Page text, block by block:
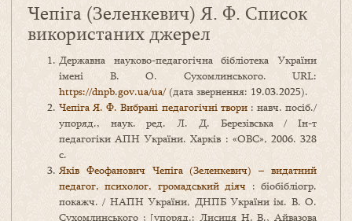
Чепіга (Зеленкевич) Я. Ф. Список
використаних джерел
Державна науково-педагогічна бібліотека України
імені В. О. Сухомлинського. URL:
https://dnpb.gov.ua/ua/(дата звернення: 19.03.2025).
Чепіга Я. Ф. Вибрані педагогічні твори: навч. посіб./
упоряд., наук. ред. Л. Д. Березівська / Ін-т
педагогіки АПН України. Харків : «ОВС», 2006. 328
с.
Яків Феофанович Чепіга (Зеленкевич) – видатний
педагог, психолог, громадський діяч : біобібліогр.
покажч. / НАПН України, ДНПБ України ім. В. О.
Сухомлинського ; [упоряд.: Лисиця Н. В., Айвазова